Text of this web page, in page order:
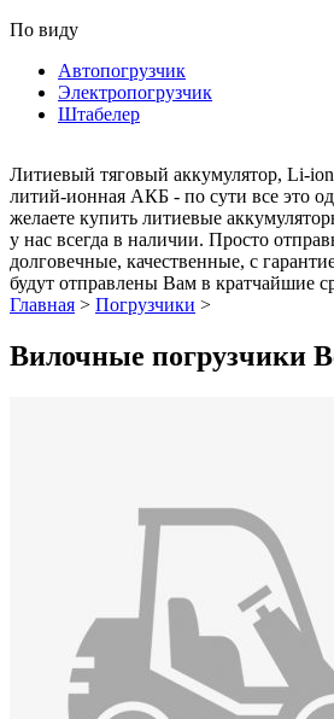
По виду
Автопогрузчик
Электропогрузчик
Штабелер
Литиевый тяговый аккумулятор, Li-ion
литий-ионная АКБ - по сути все это
желаете купить литиевые
у нас всегда в наличии. Просто
долговечные, качественные, с
будут отправлены Вам в кратчайшие
Главная > Погрузчики >
Вилочные погрузчики